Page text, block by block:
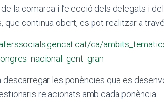
de la comarca i l’elecció dels delegats i
que continua obert, es pot realitzar a
ca/
descarregar les ponències que es
relacionats amb cada ponència.